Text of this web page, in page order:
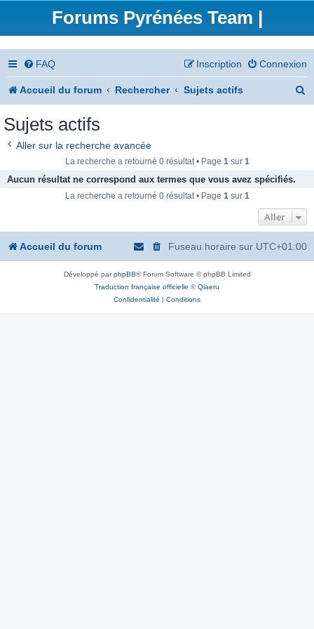
Forums Pyrénées Team |
FAQ Connexion
Inscription
Accueil du forum Rechercher Sujets actifs
e
Sujets actifs
Aller sur la recherche avancée
La recherche a retourné 0 résultat • Page 1sur 1
Aucun résultat ne correspond aux termes que vous avez spécifiés.
La recherche a retourné 0 résultat • Page 1sur 1
Aller
Accueil du forum Fuseau horaire sur UTC+01:00
Développé parphpBB® Forum Software © phpBB Limited
Traduction française officielle ©Qiaeru
Confidentialité | Conditions